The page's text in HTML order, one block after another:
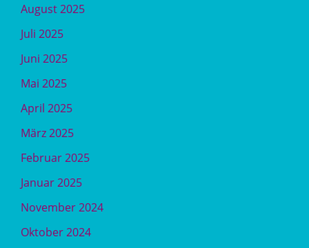
August 2025
Juli 2025
Juni 2025
Mai 2025
April 2025
März 2025
Februar 2025
Januar 2025
November 2024
Oktober 2024